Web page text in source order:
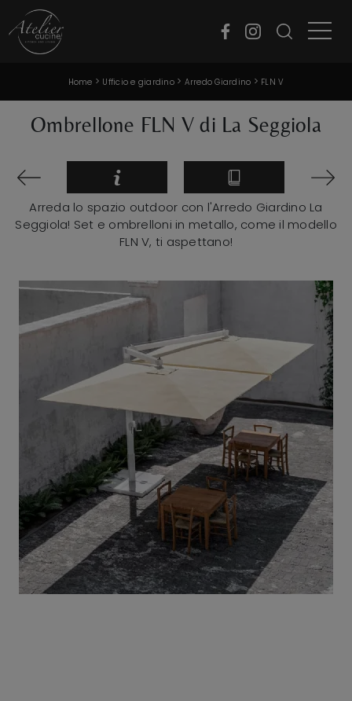
Home > Ufficio e giardino> Arredo Giardino > FLN V
Ombrellone FLN V di La Seggiola
Arreda lo spazio outdoor con l'Arredo Giardino La
Seggiola! Set e ombrelloni in metallo, come il modello
FLN V, ti aspettano!